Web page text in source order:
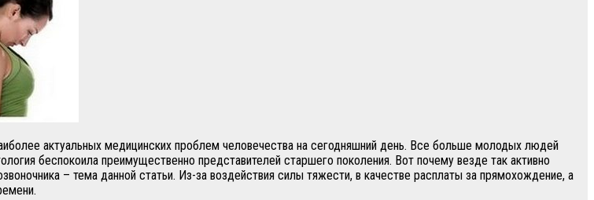
актуальных медицинских проблем человечества на сегодняшний день. Все больше молодых людей
беспокоила преимущественно представителей старшего поколения. Вот почему везде так активно
– тема данной статьи. Из-за воздействия силы тяжести, в качестве расплаты за прямохождение, а